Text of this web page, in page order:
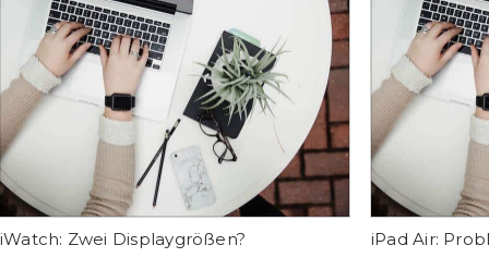
iWatch: Zwei Displaygrößen? iPad Air: